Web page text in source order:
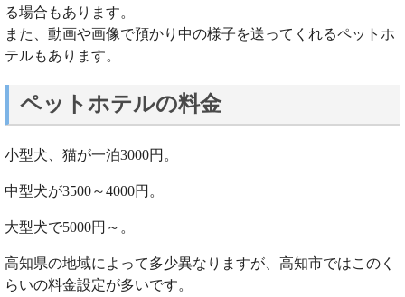
る場合もあります。
また、動画や画像で預かり中の様子を送ってくれるペットホ
テルもあります。
ペットホテルの料金
小型犬、猫が一泊3000円。
中型犬が3500～4000円。
大型犬で5000円～。
高知県の地域によって多少異なりますが、高知市ではこのく
らいの料金設定が多いです。